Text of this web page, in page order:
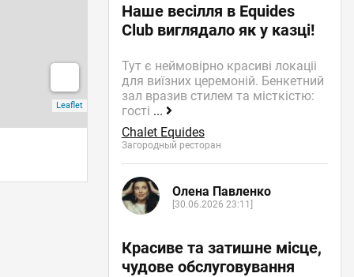
Наше весілля в Equides
Club виглядало як у казці!
Тут є неймовірно красиві локаціі
для виїзних церемоній. Бенкетний
зал вразив стилем та місткістю:
гості ...
Chalet Equides
Загородный ресторан
Олена Павленко
[30.06.2026 23:11]
Красиве та затишне місце,
чудове обслуговування